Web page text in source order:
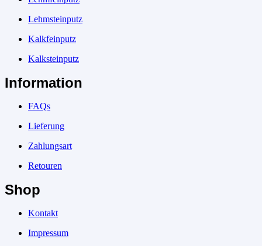
Lehmsteinputz
Kalkfeinputz
Kalksteinputz
Information
FAQs
Lieferung
Zahlungsart
Retouren
Shop
Kontakt
Impressum